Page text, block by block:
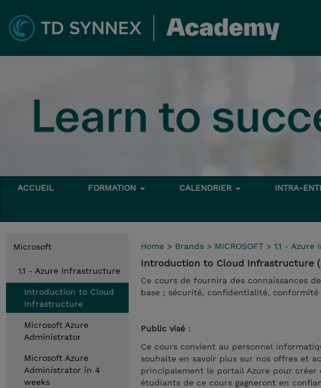
ACCUEIL FORMATION CALENDRIER INTRA-
Microsoft
1.1 - Azure Infrastructure
Introduction to Cloud
Infrastructure
Microsoft Azure
Administrator
Microsoft Azure
Administrator in 4
weeks
Home > Brands > MICROSOFT > 1.1 -
Introduction to Cloud Infrastructure
Ce cours de fournira des connaissances
base ; sécurité, confidentialité,
Public visé :
Ce cours convient au personnel
souhaite en savoir plus sur nos offres et
principalement le portail Azure pour créer
étudiants de ce cours gagneront en